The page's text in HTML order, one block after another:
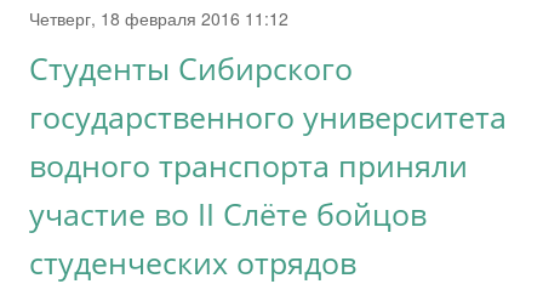
Четверг, 18 февраля 2016 11:12
Студенты Сибирского
государственного университета
водного транспорта приняли
участие во II Слёте бойцов
студенческих отрядов